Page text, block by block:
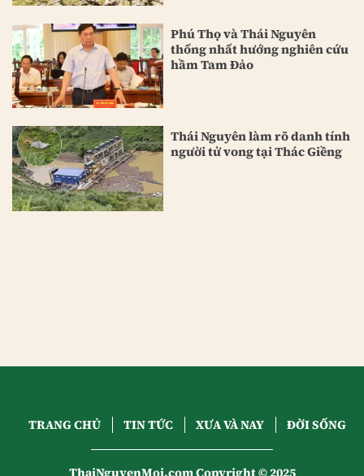
Phú Thọ và Thái Nguyên
thống nhất hướng nghiên cứu
hầm Tam Đảo
Thái Nguyên làm rõ danh tính
người tử vong tại Thác Giềng
TRANG CHỦ TIN TỨC XƯA VÀ NAY ĐỜI SỐNG